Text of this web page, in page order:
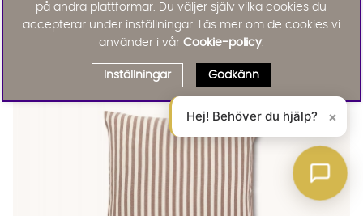
ALTAIR Kuddfodral 48x48 Brun Finns även i dessa färger:
ALTAIR Kuddfodral 48x48 Brun
Nordal
ALTAIR Kuddfodral 48x48 Brun
på andra plattformar. Du väljer själv vilka cookies du
accepterar under inställningar. Läs mer om de cookies vi
använder i vår Cookie-policy.
Inställningar Godkänn
Hej! Behöver du hjälp? ×